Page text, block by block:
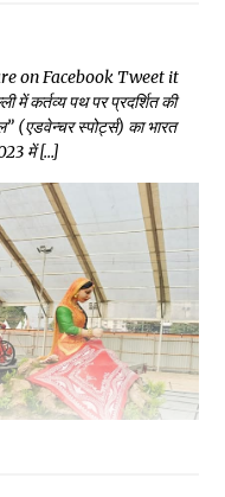
on Facebook Tweet it
कर्तव्य पथ पर प्रदर्शित की
(एडवेन्चर स्पोर्ट्स) का भारत
में […]